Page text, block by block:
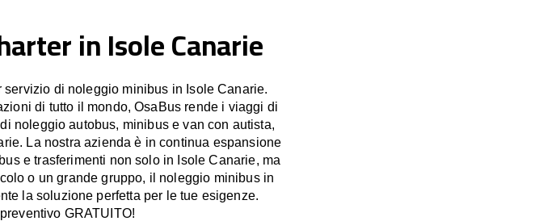
in Isole Canarie
di noleggio minibus in Isole Canarie.
di tutto il mondo, OsaBus rende i viaggi di
noleggio autobus, minibus e van con autista,
La nostra azienda è in continua espansione
e trasferimenti non solo in Isole Canarie, ma
o un grande gruppo, il noleggio minibus in
la soluzione perfetta per le tue esigenze.
GRATUITO!